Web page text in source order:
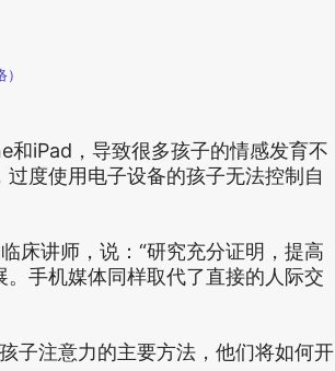
和iPad，导致很多孩子的情感发育不
度使用电子设备的孩子无法控制自
床讲师，说：“研究充分证明，提高
手机媒体同样取代了直接的人际交
子注意力的主要方法，他们将如何开